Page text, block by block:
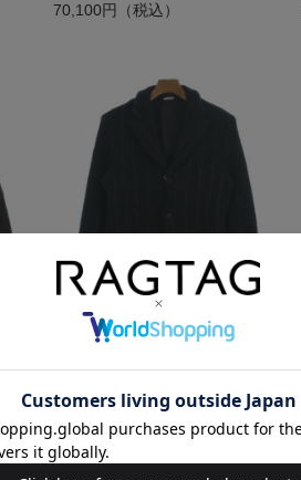
70,100円（税込）
カジュアルジャケット
サイズ：M
コンディション: 新品同様
95,100円（税込）